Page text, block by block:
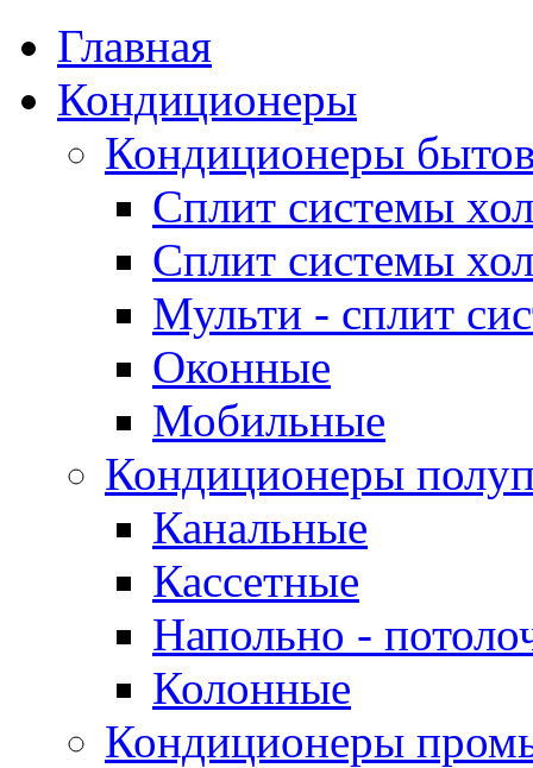
Главная
Кондиционеры
Кондиционеры
Сплит системы
Сплит системы
Мульти - сплит
Оконные
Мобильные
Кондиционеры
Канальные
Кассетные
Напольно -
Колонные
Кондиционеры